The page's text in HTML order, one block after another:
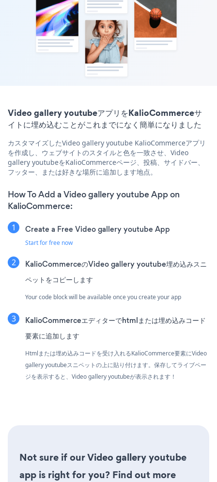
Video gallery youtubeアプリをKalioCommerceサ
イトに埋め込むことがこれまでになく簡単になりました
カスタマイズしたVideo gallery youtube KalioCommerceアプリ
を作成し、ウェブサイトのスタイルと色を一致させ、Video
gallery youtubeをKalioCommerceページ、投稿、サイドバー、
フッター、または好きな場所に追加します地点。
How To Add a Video gallery youtube App on
KalioCommerce:
Create a Free Video gallery youtube App
Start for free now
KalioCommerceのVideo gallery youtube埋め込みスニ
ペットをコピーします
Your code block will be available once you create your app
KalioCommerceエディターでhtmlまたは埋め込みコード
要素に追加します
Htmlまたは埋め込みコードを受け入れるKalioCommerce要素にVideo
gallery youtubeスニペットの上に貼り付けます。保存してライブペー
ジを表示すると、Video gallery youtubeが表示されます！
Not sure if our Video gallery youtube
app is right for you? Find out more